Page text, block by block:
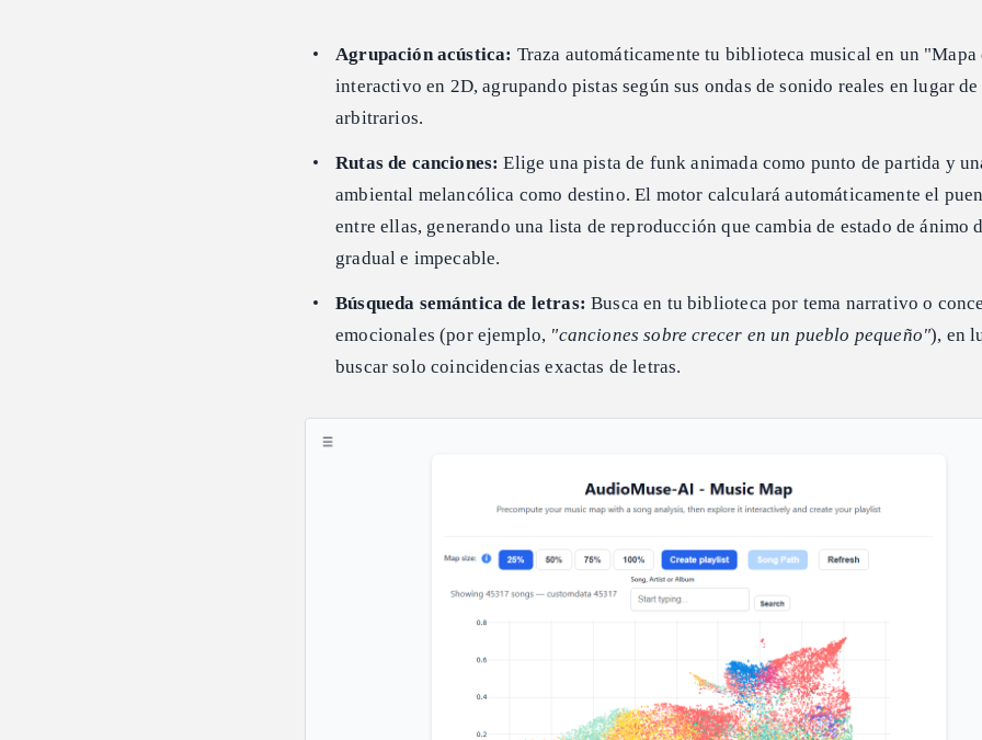
Agrupación acústica: Traza automáticamente tu biblioteca musical en un "Mapa
interactivo en 2D, agrupando pistas según sus ondas de sonido reales en lugar de
arbitrarios.
Rutas de canciones: Elige una pista de funk animada como punto de partida y
ambiental melancólica como destino. El motor calculará automáticamente el
entre ellas, generando una lista de reproducción que cambia de estado de ánimo
gradual e impecable.
Búsqueda semántica de letras: Busca en tu biblioteca por tema narrativo o
emocionales (por ejemplo, "canciones sobre crecer en un pueblo pequeño"), en
buscar solo coincidencias exactas de letras.